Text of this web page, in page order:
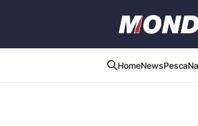
HomeNewsPesca